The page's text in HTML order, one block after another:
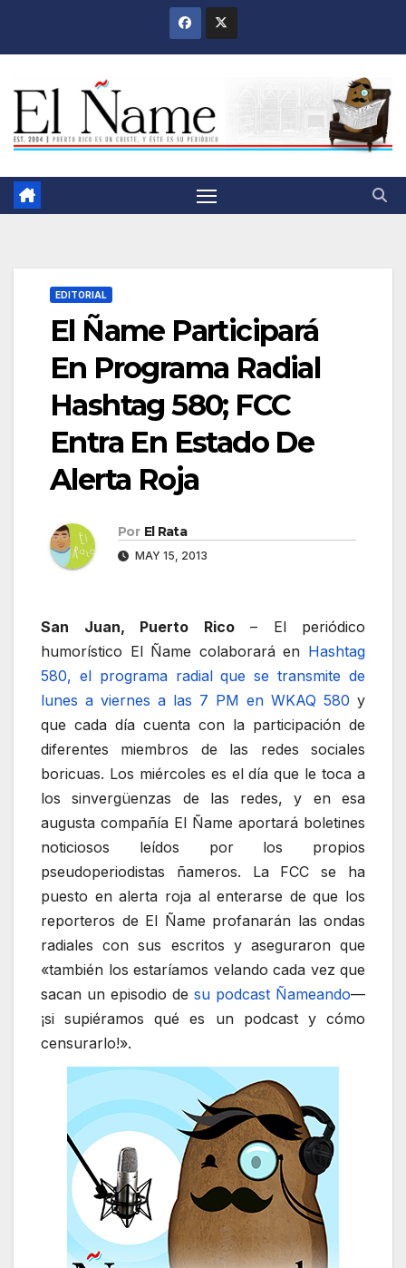
EDITORIAL
El Ñame Participará
En Programa Radial
Hashtag 580; FCC
Entra En Estado De
Alerta Roja
Por El Rata
MAY 15, 2013
San Juan, Puerto Rico– El periódico
humorístico El Ñame colaborará en Hashtag
580, el programa radial que se transmite de
lunes a viernes a las 7 PM en WKAQ 580 y
que cada día cuenta con la participación de
diferentes miembros de las redes sociales
boricuas. Los miércoles es el día que le toca a
los sinvergüenzas de las redes, y en esa
augusta compañía El Ñame aportará boletines
noticiosos leídos por los propios
pseudoperiodistas ñameros. La FCC se ha
puesto en alerta roja al enterarse de que los
reporteros de El Ñame profanarán las ondas
radiales con sus escritos y aseguraron que
«también los estaríamos velando cada vez que
sacan un episodio de su podcast Ñameando—
¡si supiéramos qué es un podcast y cómo
censurarlo!».